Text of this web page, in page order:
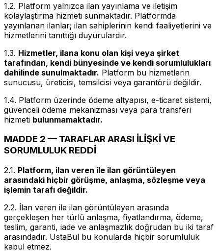
1.2. Platform yalnızca ilan yayınlama ve iletişim
kolaylaştırma hizmeti sunmaktadır. Platformda
yayınlanan ilanlar; ilan sahiplerinin kendi faaliyetlerini ve
hizmetlerini tanıttığı duyurulardır.
1.3. Hizmetler, ilana konu olan kişi veya şirket
tarafından, kendi bünyesinde ve kendi sorumlulukları
dahilinde sunulmaktadır. Platform bu hizmetlerin
sunucusu, üreticisi, temsilcisi veya garantörü değildir.
1.4. Platform üzerinde ödeme altyapısı, e-ticaret sistemi,
güvenceli ödeme mekanizması veya para transferi
hizmeti bulunmamaktadır.
MADDE 2 — TARAFLAR ARASI İLİŞKİ VE
SORUMLULUK REDDİ
2.1. Platform, ilan veren ile ilan görüntüleyen
arasındaki hiçbir görüşme, anlaşma, sözleşme veya
işlemin tarafı değildir.
2.2. İlan veren ile ilan görüntüleyen arasında
gerçekleşen her türlü anlaşma, fiyatlandırma, ödeme,
teslim, garanti, iade ve anlaşmazlık doğrudan bu iki taraf
arasındadır. UstaBul bu konularda hiçbir sorumluluk
kabul etmez.